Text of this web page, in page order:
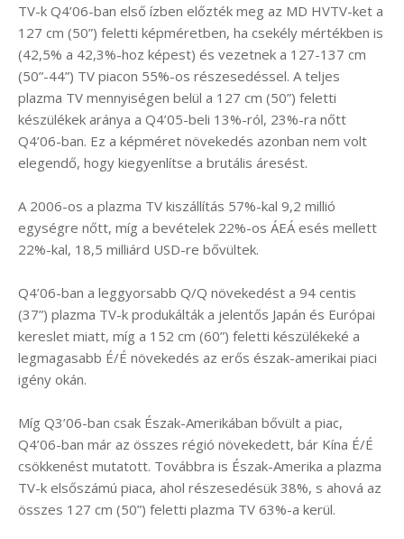
TV-k Q4’06-ban első ízben előzték meg az MD HVTV-ket a
127 cm (50”) feletti képméretben, ha csekély mértékben is
(42,5% a 42,3%-hoz képest) és vezetnek a 127-137 cm
(50”-44”) TV piacon 55%-os részesedéssel. A teljes
plazma TV mennyiségen belül a 127 cm (50”) feletti
készülékek aránya a Q4’05-beli 13%-ról, 23%-ra nőtt
Q4’06-ban. Ez a képméret növekedés azonban nem volt
elegendő, hogy kiegyenlítse a brutális áresést.
A 2006-os a plazma TV kiszállítás 57%-kal 9,2 millió
egységre nőtt, míg a bevételek 22%-os ÁEÁ esés mellett
22%-kal, 18,5 milliárd USD-re bővültek.
Q4’06-ban a leggyorsabb Q/Q növekedést a 94 centis
(37”) plazma TV-k produkálták a jelentős Japán és Európai
kereslet miatt, míg a 152 cm (60”) feletti készülékeké a
legmagasabb É/É növekedés az erős észak-amerikai piaci
igény okán.
Míg Q3’06-ban csak Észak-Amerikában bővült a piac,
Q4’06-ban már az összes régió növekedett, bár Kína É/É
csökkenést mutatott. Továbbra is Észak-Amerika a plazma
TV-k elsőszámú piaca, ahol részesedésük 38%, s ahová az
összes 127 cm (50”) feletti plazma TV 63%-a kerül.